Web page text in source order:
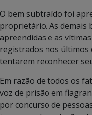
O bem subtraído foi
proprietário. As demais
apreendidas e as
registrados nos últimos
tentarem reconhecer
Em razão de todos os
voz de prisão em
por concurso de